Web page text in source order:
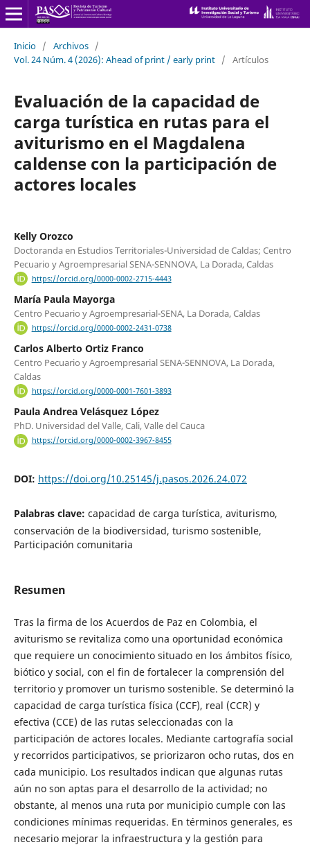
Inicio / Archivos /
Vol. 24 Núm. 4 (2026): Ahead of print / early print / Artículos
Evaluación de la capacidad de
carga turística en rutas para el
aviturismo en el Magdalena
caldense con la participación de
actores locales
Kelly Orozco
Doctoranda en Estudios Territoriales-Universidad de Caldas; Centro
Pecuario y Agroempresarial SENA-SENNOVA, La Dorada, Caldas
https://orcid.org/0000-0002-2715-4443
María Paula Mayorga
Centro Pecuario y Agroempresarial-SENA, La Dorada, Caldas
https://orcid.org/0000-0002-2431-0738
Carlos Alberto Ortiz Franco
Centro Pecuario y Agroempresarial SENA-SENNOVA, La Dorada,
Caldas
https://orcid.org/0000-0001-7601-3893
Paula Andrea Velásquez López
PhD. Universidad del Valle, Cali, Valle del Cauca
https://orcid.org/0000-0002-3967-8455
DOI: https://doi.org/10.25145/j.pasos.2026.24.072
Palabras clave: capacidad de carga turística, aviturismo,
conservación de la biodiversidad, turismo sostenible,
Participación comunitaria
Resumen
Tras la firma de los Acuerdos de Paz en Colombia, el
aviturismo se revitaliza como una oportunidad económica
que requiere un conocimiento situado en los ámbitos físico,
biótico y social, con el fin de fortalecer la comprensión del
territorio y promover un turismo sostenible. Se determinó la
capacidad de carga turística física (CCF), real (CCR) y
efectiva (CCE) de las rutas seleccionadas con la
participación de actores locales. Mediante cartografía social
y recorridos participativos, se priorizaron ocho rutas, dos en
cada municipio. Los resultados indican que algunas rutas
aún no son aptas para el desarrollo de la actividad; no
obstante, al menos una ruta por municipio cumple con las
condiciones mínimas requeridas. En términos generales, es
necesario mejorar la infraestructura y la gestión para